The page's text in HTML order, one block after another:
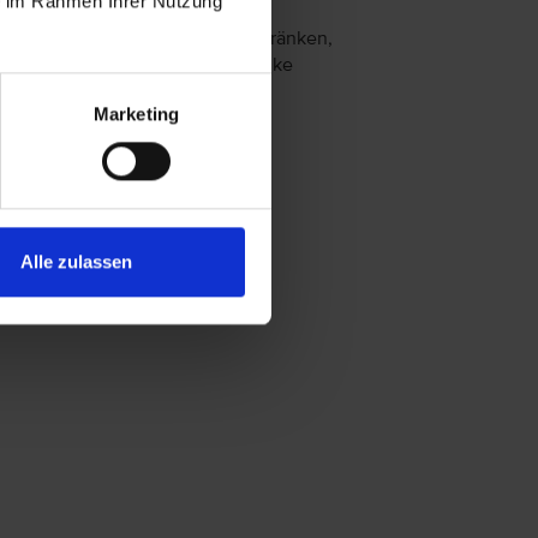
Marketing
Alle zulassen
Auswahl an alkoholfreien Getränken,
nationale alkoholische Getränke
Frühstück, Abendessen
Frühstück